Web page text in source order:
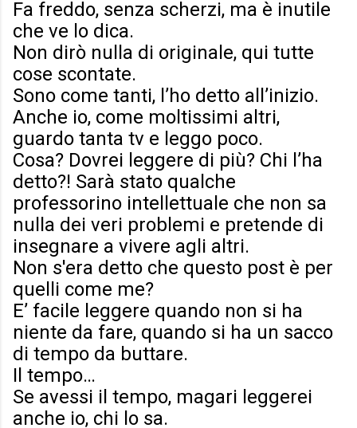
Fa freddo, senza scherzi, ma è inutile
che ve lo dica.
Non dirò nulla di originale, qui tutte
cose scontate.
Sono come tanti, l’ho detto all’inizio.
Anche io, come moltissimi altri,
guardo tanta tv e leggo poco.
Cosa? Dovrei leggere di più? Chi l’ha
detto?! Sarà stato qualche
professorino intellettuale che non sa
nulla dei veri problemi e pretende di
insegnare a vivere agli altri.
Non s'era detto che questo post è per
quelli come me?
E’ facile leggere quando non si ha
niente da fare, quando si ha un sacco
di tempo da buttare.
Il tempo…
Se avessi il tempo, magari leggerei
anche io, chi lo sa.